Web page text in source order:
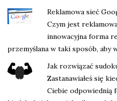
Reklamowa sieć
Czym jest
innowacyjna forma
przemyślana w taki sposób, aby
Jak rozwiązać
Zastanawiałeś się
Ciebie odpowiednią